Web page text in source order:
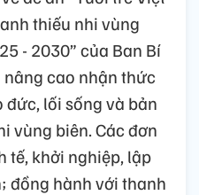
thiếu nhi vùng
- 2030” của Ban Bí
cao nhận thức
lối sống và bản
vùng biên. Các đơn
tế, khởi nghiệp, lập
đồng hành với thanh